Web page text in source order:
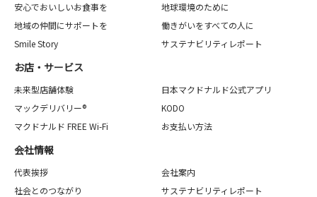
安心でおいしいお食事を
地球環境のために
地域の仲間にサポートを
働きがいをすべての人に
Smile Story
サステナビリティレポート
お店・サービス
未来型店舗体験
日本マクドナルド公式アプリ
マックデリバリー®
KODO
マクドナルド FREE Wi-Fi
お支払い方法
会社情報
代表挨拶
会社案内
社会とのつながり
サステナビリティレポート